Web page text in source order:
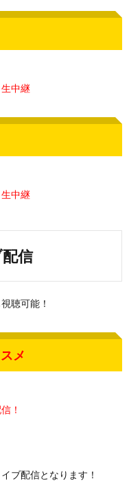
生中継
生中継
信
聴可能！
メ
！
ブ配信となります！